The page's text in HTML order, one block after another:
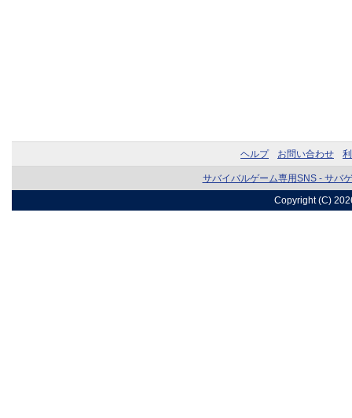
ヘルプ お問い合わせ
サバイバルゲーム専用SNS - サバ
Copyright (C)